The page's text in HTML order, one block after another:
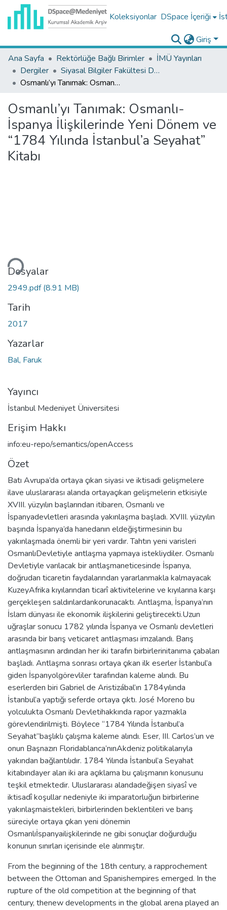
Koleksiyonlar DSpace İçeriği
Giriş
Ana Sayfa
Rektörlüğe Bağlı Birimler
İMÜ Yayınları
Dergiler
Siyasal Bilgiler Fakültesi Dergisi Koleksiyonu
Osmanlı’yı Tanımak: Osmanlı-İspanya İlişkilerinde Yeni Dönem ve “1784 Yılında İstanbul’a Seyahat” Kitabı
Osmanlı’yı Tanımak: Osmanlı-
İspanya İlişkilerinde Yeni Dönem ve
“1784 Yılında İstanbul’a Seyahat”
Kitabı
Yükleniyor...
Dosyalar
2949.pdf(8.91 MB)
Tarih
2017
Yazarlar
Bal, Faruk
Yayıncı
İstanbul Medeniyet Üniversitesi
Erişim Hakkı
info:eu-repo/semantics/openAccess
Özet
Batı Avrupa’da ortaya çıkan siyasi ve iktisadi gelişmelere
ilave uluslararası alanda ortayaçıkan gelişmelerin etkisiyle
XVIII. yüzyılın başlarından itibaren, Osmanlı ve
İspanyadevletleri arasında yakınlaşma başladı. XVIII. yüzyılın
başında İspanya’da hanedanın eldeğiştirmesinin bu
yakınlaşmada önemli bir yeri vardır. Tahtın yeni varisleri
OsmanlıDevletiyle antlaşma yapmaya istekliydiler. Osmanlı
Devletiyle varılacak bir antlaşmaneticesinde İspanya,
doğrudan ticaretin faydalarından yararlanmakla kalmayacak
KuzeyAfrika kıyılarından ticarî aktivitelerine ve kıyılarına karşı
gerçekleşen saldırılardankorunacaktı. Antlaşma, İspanya’nın
İslam dünyası ile ekonomik ilişkilerini geliştirecekti.Uzun
uğraşlar sonucu 1782 yılında İspanya ve Osmanlı devletleri
arasında bir barış veticaret antlaşması imzalandı. Barış
antlaşmasının ardından her iki tarafın birbirlerinitanıma çabaları
başladı. Antlaşma sonrası ortaya çıkan ilk eserler İstanbul’a
giden İspanyolgörevliler tarafından kaleme alındı. Bu
eserlerden biri Gabriel de Aristizábal’ın 1784yılında
İstanbul’a yaptığı seferde ortaya çıktı. José Moreno bu
yolculukta Osmanlı Devletihakkında rapor yazmakla
görevlendirilmişti. Böylece “1784 Yılında İstanbul’a
Seyahat”başlıklı çalışma kaleme alındı. Eser, III. Carlos’un ve
onun Başnazırı Floridablanca’nınAkdeniz politikalarıyla
yakından bağlantılıdır. 1784 Yılında İstanbul’a Seyahat
kitabındayer alan iki ara açıklama bu çalışmanın konusunu
teşkil etmektedir. Uluslararası alandadeğişen siyasî ve
iktisadî koşullar nedeniyle iki imparatorluğun birbirlerine
yakınlaşmaistekleri, birbirlerinden beklentileri ve barış
süreciyle ortaya çıkan yeni dönemin
Osmanlıİspanyailişkilerinde ne gibi sonuçlar doğurduğu
konunun sınırları içerisinde ele alınmıştır.
From the beginning of the 18th century, a rapprochement
between the Ottoman and Spanishempires emerged. In the
rupture of the old competition at the beginning of that
century, thenew developments in the global arena played an